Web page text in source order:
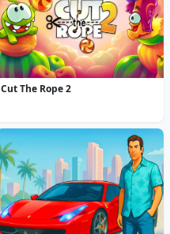
Cut The Rope 2